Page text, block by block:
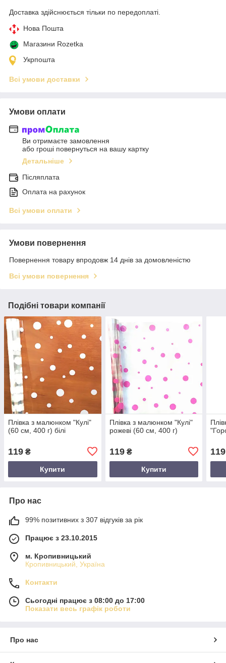
Доставка здійснюється тільки по передоплаті.
Нова Пошта
Магазини Rozetka
Укрпошта
Всі умови доставки
Умови оплати
Ви отримаєте замовлення
або гроші повернуться на вашу картку
Детальніше
Післяплата
Оплата на рахунок
Всі умови оплати
Умови повернення
Повернення товару впродовж 14 днів за домовленістю
Всі умови повернення
Подібні товари компанії
Плівка з малюнком "Кулі"
(60 см, 400 г) білі
119 ₴
Купити
Плівка з малюнком "Кулі"
рожеві (60 см, 400 г)
119₴
Купити
119
Про нас
99% позитивних з 307 відгуків за рік
Працює з 23.10.2015
м. Кропивницький
Кропивницький, Україна
Контакти
Сьогодні працює з 08:00 до 17:00
Показати весь графік роботи
Про нас